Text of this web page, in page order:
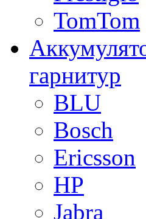
TomTom
гарнитур
BLU
Bosch
Ericsson
HP
Jabra